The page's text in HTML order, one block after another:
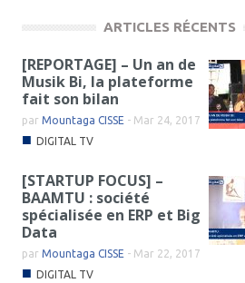
ARTICLES RÉCENTS
[REPORTAGE] – Un an de
Musik Bi, la plateforme
fait son bilan
parMountaga CISSE - Mar 24, 2017
■ DIGITAL TV
[STARTUP FOCUS] –
BAAMTU : société
spécialisée en ERP et Big
Data
parMountaga CISSE - Mar 22, 2017
■ DIGITAL TV